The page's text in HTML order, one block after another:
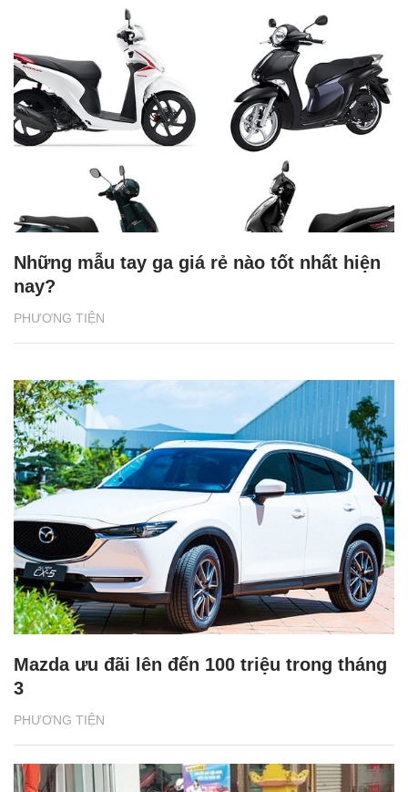
PHƯƠNG TIỆN
Những mẫu tay ga giá rẻ nào tốt nhất hiện
nay?
PHƯƠNG TIỆN
Mazda ưu đãi lên đến 100 triệu trong tháng
3